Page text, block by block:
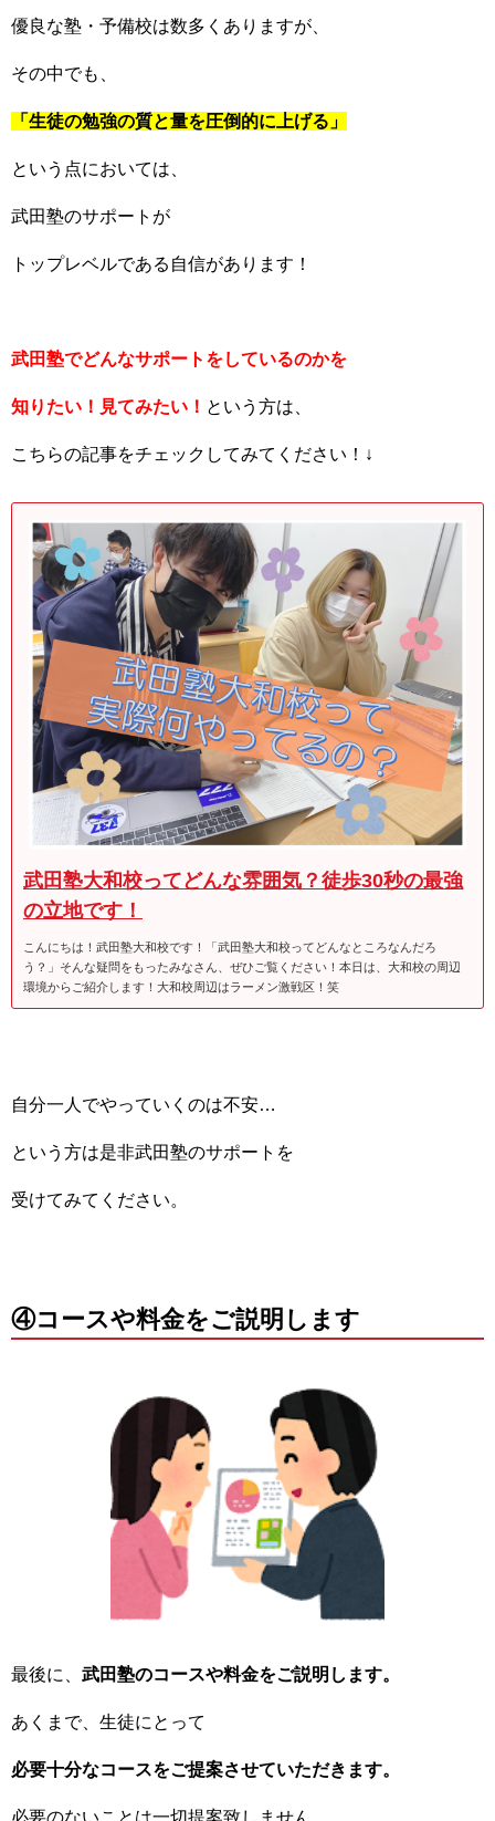
優良な塾・予備校は数多くありますが、
その中でも、
「生徒の勉強の質と量を圧倒的に上げる」
という点においては、
武田塾のサポートが
トップレベルである自信があります！
武田塾でどんなサポートをしているのかを
知りたい！見てみたい！ という方は、
こちらの記事をチェックしてみてください！↓
武田塾大和校ってどんな雰囲気？徒歩30秒の最強
の立地です！
こんにちは！武田塾大和校です！「武田塾大和校ってどんなところなんだろ
う？」そんな疑問をもったみなさん、ぜひご覧ください！本日は、大和校の周辺
環境からご紹介します！大和校周辺はラーメン激戦区！笑
自分一人でやっていくのは不安…
という方は是非武田塾のサポートを
受けてみてください。
④コースや料金をご説明します
最後に、 武田塾のコースや料金をご説明します。
あくまで、 生徒にとって
必要十分なコースをご提案させていただきます。